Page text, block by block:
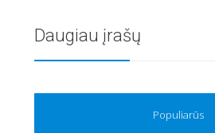
Daugiau įrašų
Populiarūs